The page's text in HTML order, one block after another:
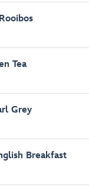
Tea
Grey
Breakfast